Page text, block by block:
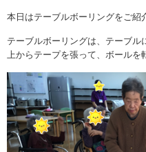
本日はテーブルボーリングをご紹
テーブルボーリングは、テーブ
上からテープを張って、ボール